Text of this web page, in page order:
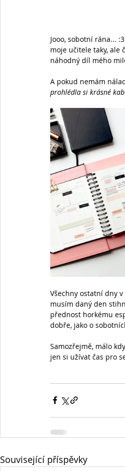
Jooo, sobotní rána...
moje učitele taky, ale
náhodný díl mého
A pokud nemám
prohlédla si krásné
Všechny ostatní dny
musím daný den
přednost horkému
dobře, jako o
Samozřejmě, málo
jen si užívat čas pro
Související příspěvky